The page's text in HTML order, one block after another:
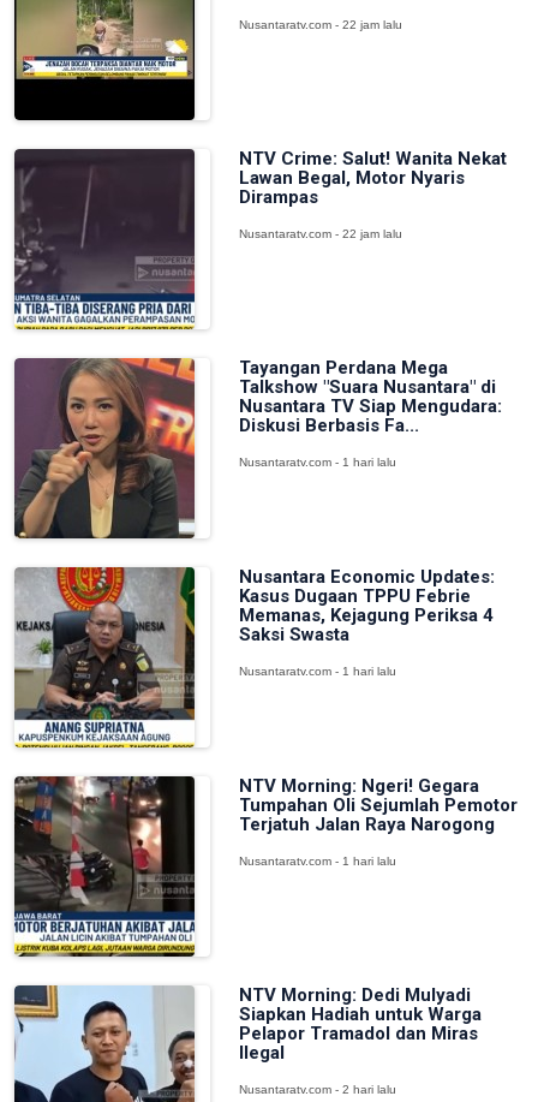
Nusantaratv.com - 22 jam lalu
NTV Crime: Salut! Wanita Nekat
Lawan Begal, Motor Nyaris
Dirampas
Nusantaratv.com - 22 jam lalu
Tayangan Perdana Mega
Talkshow "Suara Nusantara" di
Nusantara TV Siap Mengudara:
Diskusi Berbasis Fa...
Nusantaratv.com - 1 hari lalu
Nusantara Economic Updates:
Kasus Dugaan TPPU Febrie
Memanas, Kejagung Periksa 4
Saksi Swasta
Nusantaratv.com - 1 hari lalu
NTV Morning: Ngeri! Gegara
Tumpahan Oli Sejumlah Pemotor
Terjatuh Jalan Raya Narogong
Nusantaratv.com - 1 hari lalu
NTV Morning: Dedi Mulyadi
Siapkan Hadiah untuk Warga
Pelapor Tramadol dan Miras
Ilegal
Nusantaratv.com - 2 hari lalu